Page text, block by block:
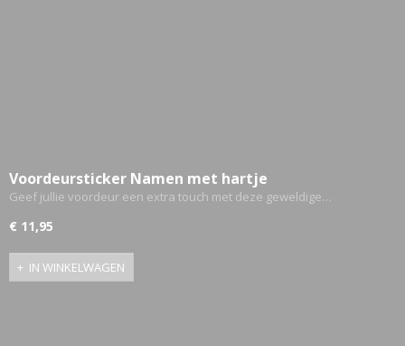
Voordeursticker Namen met hartje
Geef jullie voordeur een extra touch met deze geweldige…
€ 11,95
IN WINKELWAGEN